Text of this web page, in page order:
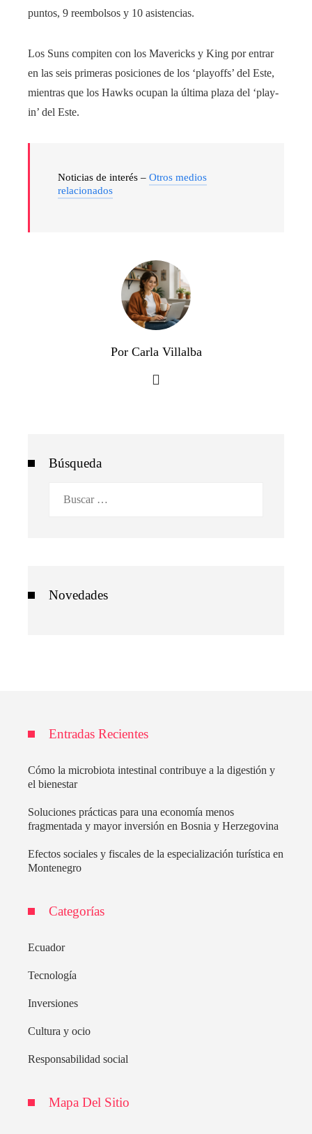
puntos, 9 reembolsos y 10 asistencias.
Los Suns compiten con los Mavericks y King por entrar
en las seis primeras posiciones de los ‘playoffs’ del Este,
mientras que los Hawks ocupan la última plaza del ‘play-
in’ del Este.
Noticias de interés – Otros medios
relacionados
Por Carla Villalba
Búsqueda
Novedades
Entradas Recientes
Cómo la microbiota intestinal contribuye a la digestión y
el bienestar
Soluciones prácticas para una economía menos
fragmentada y mayor inversión en Bosnia y Herzegovina
Efectos sociales y fiscales de la especialización turística en
Montenegro
Categorías
Ecuador
Tecnología
Inversiones
Cultura y ocio
Responsabilidad social
Mapa Del Sitio